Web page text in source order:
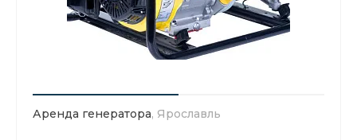
Аренда генератора, Ярославль